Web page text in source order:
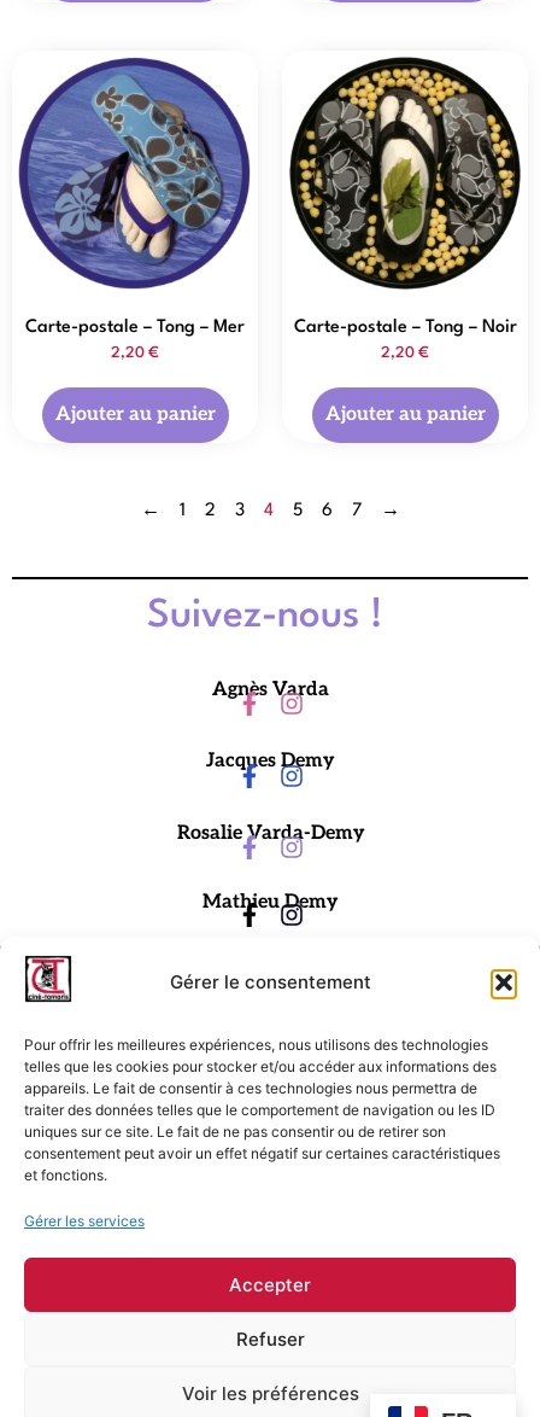
Gérer le consentement
Pour offrir les meilleures expériences, nous utilisons des technologies
telles que les cookies pour stocker et/ou accéder aux informations des
appareils. Le fait de consentir à ces technologies nous permettra de
traiter des données telles que le comportement de navigation ou les ID
uniques sur ce site. Le fait de ne pas consentir ou de retirer son
consentement peut avoir un effet négatif sur certaines caractéristiques
et fonctions.
Gérer les services
Accepter
Refuser
Voir les préférences
Carte-postale – Tong – Mer
2,20 €
Ajouter au panier
Carte-postale – Tong – Noir
2,20 €
Ajouter au panier
← 1 2 3 4 5 6 7 →
Suivez-nous !
Agnès Varda
Jacques Demy
Rosalie Varda-Demy
Mathieu Demy
Ciné-Tamaris
88 rue Daguerre,
Conditions générales d'utilisation